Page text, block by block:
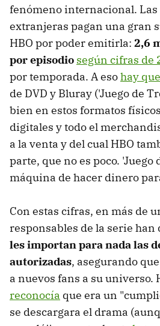
fenómeno internacional. Las
extranjeras pagan una gran
HBO por poder emitirla: 2,6
por episodio según cifras de
por temporada. A esohay
de DVD y Bluray ('Juego de
bien en estos formatos
digitales y todo el
a la venta y del cual HBO
parte, que no es poco. 'Juego
máquina de hacer dinero
Con estas cifras, en más de
responsables de la serie han
les importan para nada las
autorizadas, asegurando
a nuevos fans a su universo.
reconocía que era un
se descargara el drama